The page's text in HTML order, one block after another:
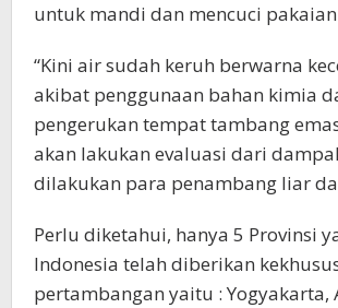
untuk mandi dan mencuci
“Kini air sudah keruh berwarna
akibat penggunaan bahan kimia
pengerukan tempat tambang
akan lakukan evaluasi dari
dilakukan para penambang liar
Perlu diketahui, hanya 5 Provinsi
Indonesia telah diberikan
pertambangan yaitu : Yogyakarta,